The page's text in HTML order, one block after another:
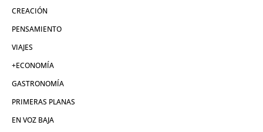
CREACIÓN
PENSAMIENTO
VIAJES
+ECONOMÍA
GASTRONOMÍA
PRIMERAS PLANAS
EN VOZ BAJA